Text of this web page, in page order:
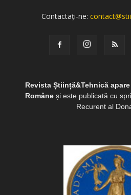
Contactați-ne:
Revista Știință&Tehnică
Româneși este publicată cu
Recurent al